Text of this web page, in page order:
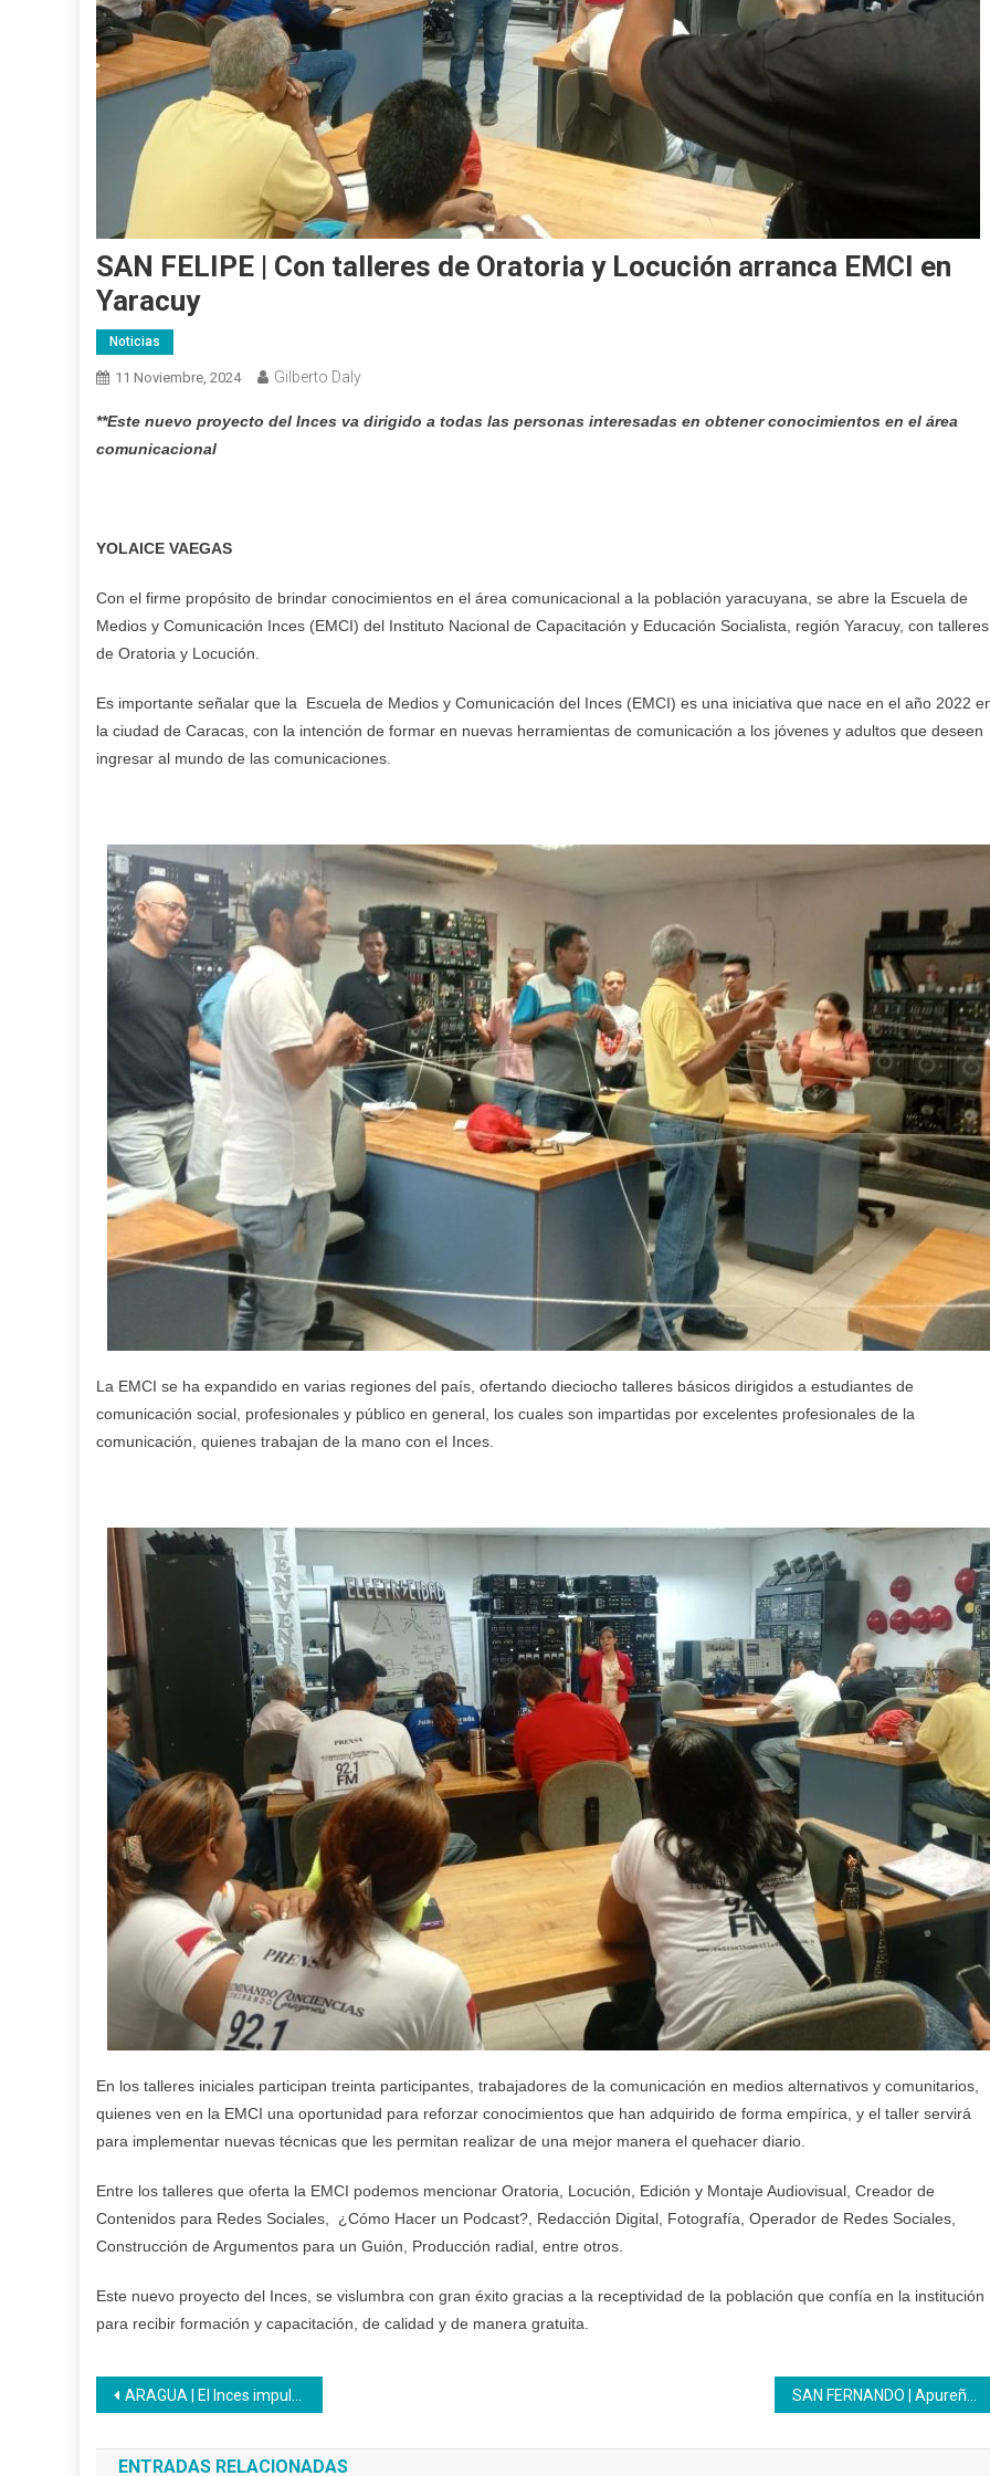
SAN FELIPE | Con talleres de Oratoria y Locución arranca EMCI en
Yaracuy
Noticias
11 Noviembre, 2024 Gilberto Daly
**Este nuevo proyecto del Inces va dirigido a todas las personas interesadas en obtener conocimientos en el área
comunicacional
YOLAICE VAEGAS
Con el firme propósito de brindar conocimientos en el área comunicacional a la población yaracuyana, se abre la Escuela de
Medios y Comunicación Inces (EMCI) del Instituto Nacional de Capacitación y Educación Socialista, región Yaracuy, con talleres
de Oratoria y Locución.
Es importante señalar que la Escuela de Medios y Comunicación del Inces (EMCI) es una iniciativa que nace en el año 2022
la ciudad de Caracas, con la intención de formar en nuevas herramientas de comunicación a los jóvenes y adultos que deseen
ingresar al mundo de las comunicaciones.
La EMCI se ha expandido en varias regiones del país, ofertando dieciocho talleres básicos dirigidos a estudiantes de
comunicación social, profesionales y público en general, los cuales son impartidas por excelentes profesionales de la
comunicación, quienes trabajan de la mano con el Inces.
En los talleres iniciales participan treinta participantes, trabajadores de la comunicación en medios alternativos y comunitarios,
quienes ven en la EMCI una oportunidad para reforzar conocimientos que han adquirido de forma empírica, y el taller servirá
para implementar nuevas técnicas que les permitan realizar de una mejor manera el quehacer diario.
Entre los talleres que oferta la EMCI podemos mencionar Oratoria, Locución, Edición y Montaje Audiovisual, Creador de
Contenidos para Redes Sociales, ¿Cómo Hacer un Podcast?, Redacción Digital, Fotografía, Operador de Redes Sociales,
Construcción de Argumentos para un Guión, Producción radial, entre otros.
Este nuevo proyecto del Inces, se vislumbra con gran éxito gracias a la receptividad de la población que confía en la institución
para recibir formación y capacitación, de calidad y de manera gratuita.
Navegación
de
ARAGUA | El Inces impulsó la formación técnica con innovadoras estrategias
ENTRADAS RELACIONADAS